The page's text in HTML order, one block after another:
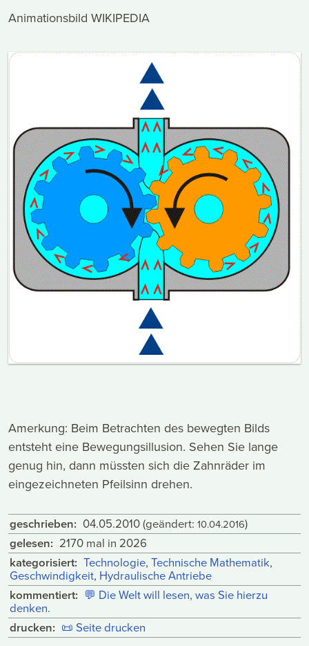
Animationsbild WIKIPEDIA
Amerkung: Beim Betrachten des bewegten Bilds
entsteht eine Bewegungsillusion. Sehen Sie lange
genug hin, dann müssten sich die Zahnräder im
eingezeichneten Pfeilsinn drehen.
geschrieben: 04.05.2010(geändert: 10.04.2016)
gelesen: 2170 mal in 2026
kategorisiert: Technologie, Technische Mathematik,
Geschwindigkeit, Hydraulische Antriebe
kommentiert: 💬 Die Welt will lesen, was Sie hierzu
denken.
drucken: 📜 Seite drucken